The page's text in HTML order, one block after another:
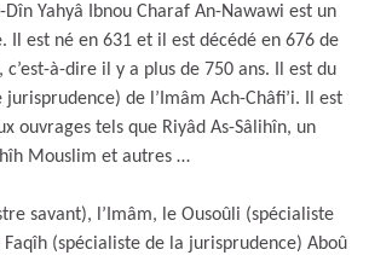
Yahyâ Ibnou Charaf An-Nawawi est un
Il est né en 631 et il est décédé en 676 de
jurisprudence) de l’Imâm Ach-Châfi’i. Il est
ouvrages tels que Riyâd As-Sâlihîn, un
Mouslim et autres …
savant), l’Imâm, le Ousoûli (spécialiste
(spécialiste de la jurisprudence) Aboû